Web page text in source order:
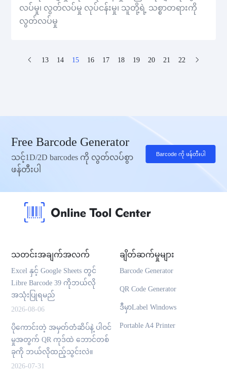
လပ်မှု၊ လွတ်လပ်မှု လုပ်ငန်းမှု၊ သူတို့ရဲ့ သစ္စာတရားကို
လွတ်လပ်မှု
13 14 15 16 17 18 19 20 21 22
Free Barcode Generator
သင့်1D/2D barcodes ကို လွတ်လပ်စွာ
ဖန်တီးပါ
Barcode ကို ဖန်တီးပါ
သတင်းအချက်အလက်
Excel နှင့် Google Sheets တွင်
Libre Barcode 39 ကိုဘယ်လို
အသုံးပြုရမည်
2026-08-06
ပိုကောင်းတဲ့ အမှတ်တံဆိပ်နဲ့ ပါဝင်
မှုအတွက် QR ကုဒ်ထဲ ဘောင်တစ်
ခုကို ဘယ်လိုထည့်သွင်းလဲ။
2026-07-31
ချိတ်ဆက်မှုများ
Barcode Generator
QR Code Generator
ဒီမှာLabel Windows
Portable A4 Printer